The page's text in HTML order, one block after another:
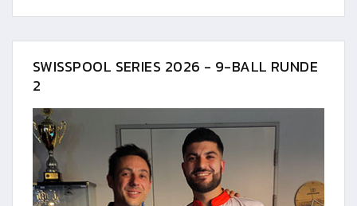
SWISSPOOL SERIES 2026 - 9-BALL RUNDE
2